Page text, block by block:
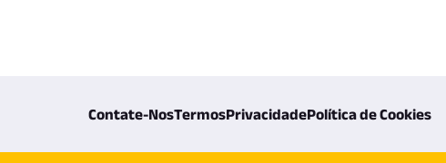
Contate-NosTermosPrivacidadePolítica de Cookies